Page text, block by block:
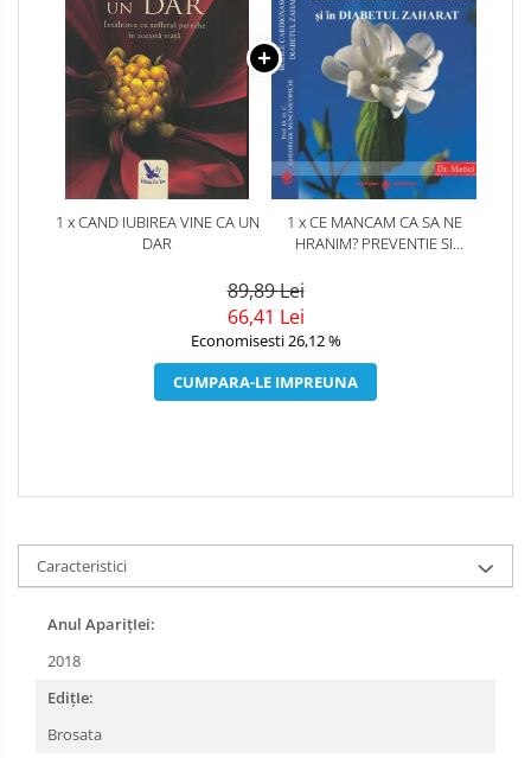
1 x CAND IUBIREA VINE CA UN
DAR
1 x CE MANCAM CA SA NE
HRANIM? PREVENTIE SI
CARDIOVASCULARE SI IN
89,89 Lei
66,41 Lei
Economisesti 26,12 %
CUMPARA-LE IMPREUNA
Caracteristici
Anul AparițIei:
2018
EdițIe:
Brosata